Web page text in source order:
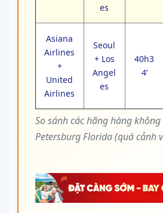
So sánh các hãng hàng không
Petersburg Florida (quá cảnh
es
Asiana
Airlines
+
United
Airlines
Seoul
+ Los
Angel
es
40h3
4’